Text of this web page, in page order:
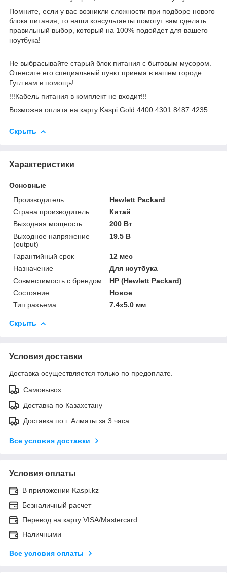
Помните, если у вас возникли сложности при подборе нового
блока питания, то наши консультанты помогут вам сделать
правильный выбор, который на 100% подойдет для вашего
ноутбука!
Не выбрасывайте старый блок питания с бытовым мусором.
Отнесите его специальный пункт приема в вашем городе.
Гугл вам в помощь!
!!!Кабель питания в комплект не входит!!!
Возможна оплата на карту Kaspi Gold 4400 4301 8487 4235
Скрыть
Характеристики
Основные
Производитель
Hewlett Packard
Страна производитель
Китай
Выходная мощность
200 Вт
Выходное напряжение
(output)
19.5 В
Гарантийный срок
12 мес
Назначение
Для ноутбука
Совместимость с брендом
HP (Hewlett Packard)
Состояние
Новое
Тип разъема
7.4x5.0 мм
Скрыть
Условия доставки
Доставка осуществляется только по предоплате.
Самовывоз
Доставка по Казахстану
Доставка по г. Алматы за 3 часа
Все условия доставки
Условия оплаты
В приложении Kaspi.kz
Безналичный расчет
Перевод на карту VISA/Mastercard
Наличными
Все условия оплаты